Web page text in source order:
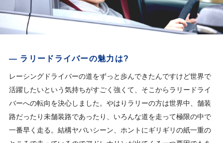
— ラリードライバーの魅力は?
レーシングドライバーの道をずっと歩んできたんですけど世界で
活躍したいという気持ちがすごく強くて、そこからラリードライ
バーへの転向を決心しました。やはりラリーの方は世界中、舗装
路だったり未舗装路であったり、いろんな道を走って極限の中で
一番早く走る。結構ヤバいシーン、ホントにギリギリの紙一重の